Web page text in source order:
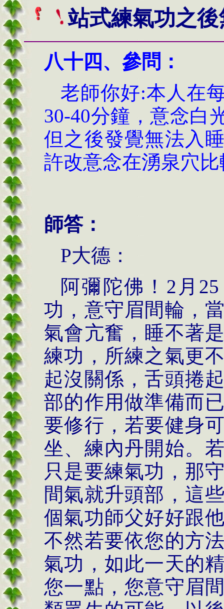
站式練氣功之
八十四、 參問：
老師你好:本人在
30-40分鐘，意念白
但之後發覺無法入
許改意念在湧泉穴
師答：
P大德：
阿彌陀佛！ 2 月 25
功，意守眉間輪，
氣會亢奮，睡不著
練功，所練之氣更
起沒關係，舌頭捲
部的作用做準備而
要修行，若要健身
坐、練內丹開始。
只是要練氣功，那
間氣就升頭部，這
個氣功師父好好跟
不然若要依您的方
氣功，如此一天的
您一點，您意守眉